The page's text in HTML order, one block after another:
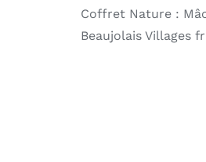
Coffret Nature :
Beaujolais Villages